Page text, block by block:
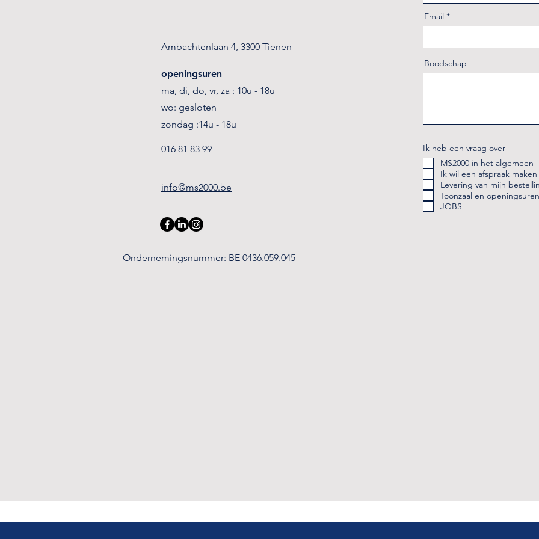
Email
Boodschap
Ik heb een vraag over
MS2000 in het algemeen
Ik wil een afspraak maken
Levering van mijn
Toonzaal en openingsuren
JOBS
info@ms2000.be
016 81 83 99
Ambachtenlaan 4, 3300 Tienen
Ondernemingsnummer: BE 0436.059.045
openingsuren
ma, di, do, vr, za : 10u - 18u
wo: gesloten
zondag :14u - 18u